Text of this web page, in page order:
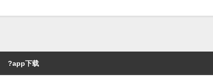
?app下载